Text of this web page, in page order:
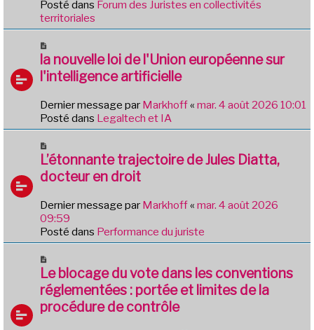
e
s
s
g
e
Posté dans Forum des Juristes en collectivités
territoriales
o
u
v
a
u
s
s
g
e
la nouvelle loi de l'Union européenne sur
l'intelligence artificielle
Dernier message par Markhoff« mar. 4 août 2026 10:01
Posté dans Legaltech et IA
o
u
v
a
u
m
s
a
g
L’étonnante trajectoire de Jules Diatta,
docteur en droit
Dernier message par Markhoff« mar. 4 août 2026
09:59
Posté dans Performance du juriste
o
u
v
e
Le blocage du vote dans les conventions
réglementées : portée et limites de la
procédure de contrôle